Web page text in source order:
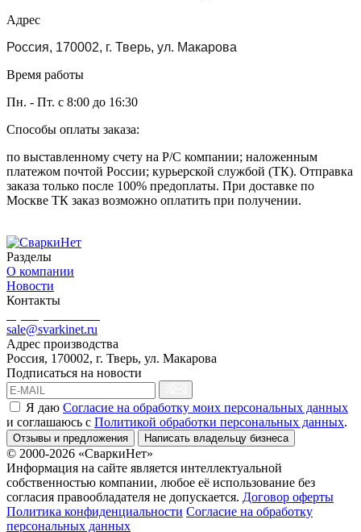
Адрес
Россия, 170002, г. Тверь, ул. Макарова
Время работы
Пн. - Пт. с 8:00 до 16:30
Способы оплаты заказа:
по выставленному счету на Р/С компании; наложенным
платежом почтой России; курьерской службой (ТК). Отправка
заказа только после 100% предоплаты. При доставке по
Москве ТК заказ возможно оплатить при получении.
Разделы
О компании
Новости
Контакты
sale@svarkinet.ru
Адрес производства
Россия, 170002, г. Тверь, ул. Макарова
Подписаться на новости
Я даю Согласие на обработку моих персональных данных
и соглашаюсь c Политикой обработки персональных данных.
Отзывы и предложения Написать владельцу бизнеса
© 2000-2026 «СваркиНет»
Информация на сайте является интеллектуальной
собственностью компании, любое её использование без
согласия правообладателя не допускается. Договор оферты
Политика конфиденциальности Согласие на обработку
персональных данных